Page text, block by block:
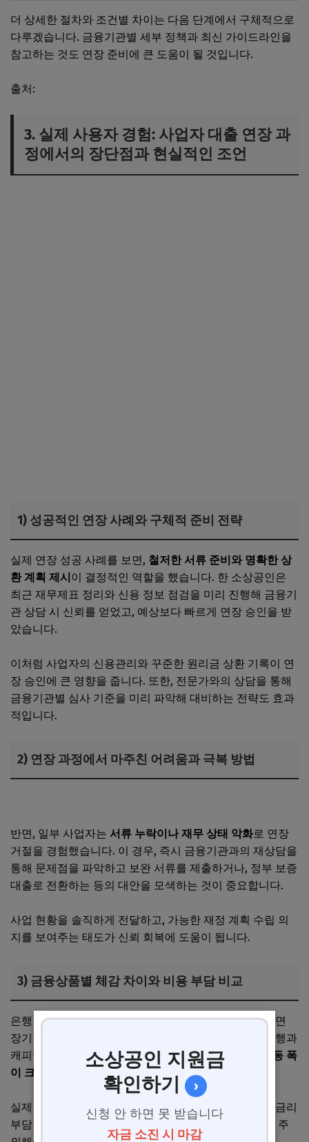
더 상세한 절차와 조건별 차이는 다음 단계에서 구체적으로
다루겠습니다. 금융기관별 세부 정책과 최신 가이드라인을
참고하는 것도 연장 준비에 큰 도움이 될 것입니다.
출처:
3. 실제 사용자 경험: 사업자 대출 연장 과
정에서의 장단점과 현실적인 조언
1) 성공적인 연장 사례와 구체적 준비 전략
실제 연장 성공 사례를 보면, 철저한 서류 준비와 명확한 상
환 계획 제시이 결정적인 역할을 했습니다. 한 소상공인은
최근 재무제표 정리와 신용 정보 점검을 미리 진행해 금융기
관 상담 시 신뢰를 얻었고, 예상보다 빠르게 연장 승인을 받
았습니다.
이처럼 사업자의 신용관리와 꾸준한 원리금 상환 기록이 연
장 승인에 큰 영향을 줍니다. 또한, 전문가와의 상담을 통해
금융기관별 심사 기준을 미리 파악해 대비하는 전략도 효과
적입니다.
2) 연장 과정에서 마주친 어려움과 극복 방법
반면, 일부 사업자는 서류 누락이나 재무 상태 악화로 연장
거절을 경험했습니다. 이 경우, 즉시 금융기관과의 재상담을
통해 문제점을 파악하고 보완 서류를 제출하거나, 정부 보증
대출로 전환하는 등의 대안을 모색하는 것이 중요합니다.
사업 현황을 솔직하게 전달하고, 가능한 재정 계획 수립 의
지를 보여주는 태도가 신뢰 회복에 도움이 됩니다.
3) 금융상품별 체감 차이와 비용 부담 비교
은행 대출은 금리 변동 가능성이 있지만, 신용도가 좋으면
장기적 비용 부담이 상대적으로 낮습니다. 반면, 저축은행과
캐피탈은 심사 기준이 완화되는 대신금리가 높거나 변동 폭
이 크기 때문에 신중한 선택이 요구 됩니다.
실제 사용 후기에서는 캐피탈 대출 연장이 신속하지만, 금리
부담 증가로 단기적인 비용 부담이 커질 수 있다는 점을 주
소상공인 지원금
확인하기
›
신청 안 하면 못 받습니다
자금 소진 시 마감